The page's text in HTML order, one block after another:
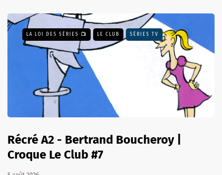
LA LOI DES SÉRIES 📺 LE CLUB SÉRIES TV
Récré A2 - Bertrand Boucheroy |
Croque Le Club #7